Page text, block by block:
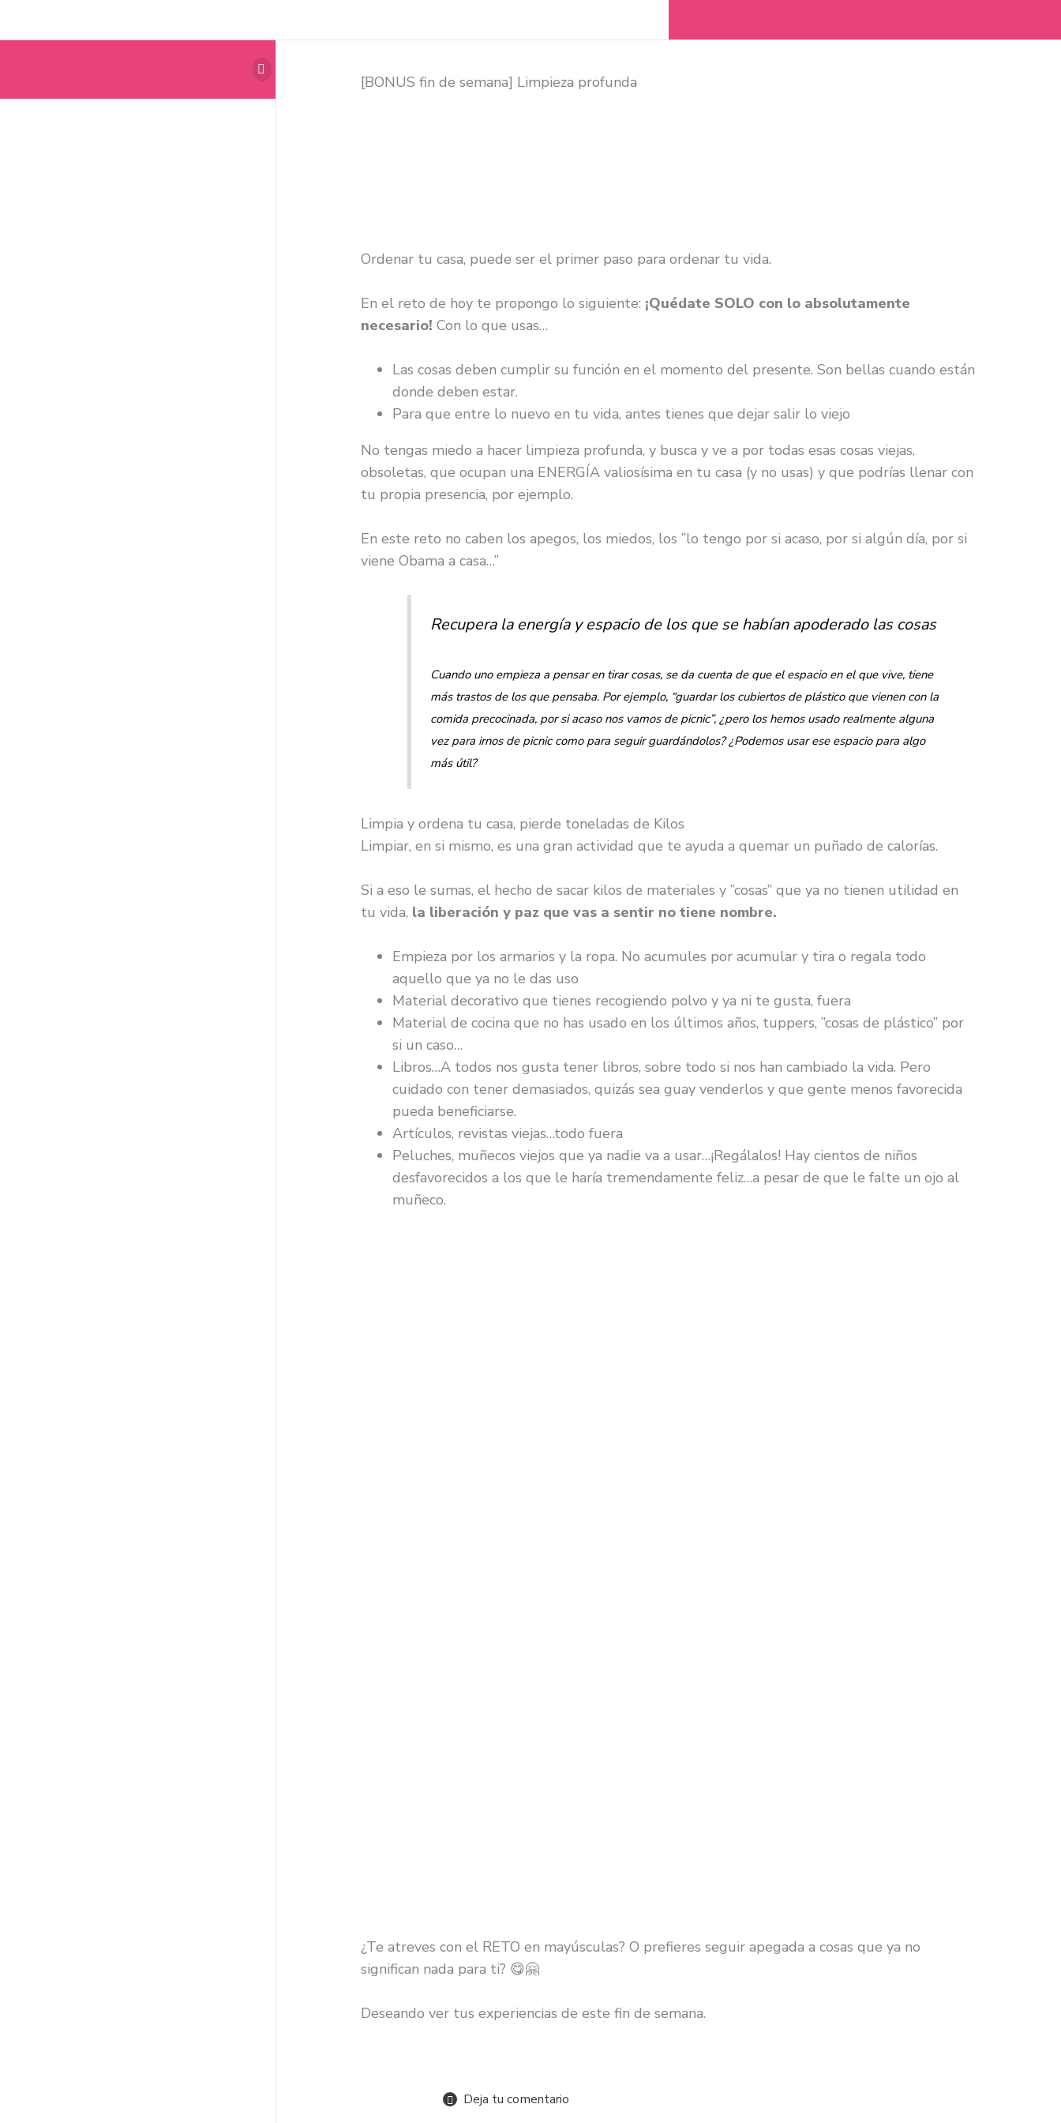
[BONUS fin de semana] Limpieza profunda
Ordenar tu casa, puede ser el primer paso para ordenar tu vida.
En el reto de hoy te propongo lo siguiente: ¡Quédate SOLO con lo absolutamente
necesario! Con lo que usas…
Las cosas deben cumplir su función en el momento del presente. Son bellas cuando están
donde deben estar.
Para que entre lo nuevo en tu vida, antes tienes que dejar salir lo viejo
No tengas miedo a hacer limpieza profunda, y busca y ve a por todas esas cosas viejas,
obsoletas, que ocupan una ENERGÍA valiosísima en tu casa (y no usas) y que podrías llenar con
tu propia presencia, por ejemplo.
En este reto no caben los apegos, los miedos, los ”lo tengo por si acaso, por si algún día, por si
viene Obama a casa…”
Recupera la energía y espacio de los que se habían apoderado las cosas
Cuando uno empieza a pensar en tirar cosas, se da cuenta de que el espacio en el que vive, tiene
más trastos de los que pensaba. Por ejemplo, “guardar los cubiertos de plástico que vienen con la
comida precocinada, por si acaso nos vamos de picnic”, ¿pero los hemos usado realmente alguna
vez para irnos de picnic como para seguir guardándolos? ¿Podemos usar ese espacio para algo
más útil?
Limpia y ordena tu casa, pierde toneladas de Kilos
Limpiar, en si mismo, es una gran actividad que te ayuda a quemar un puñado de calorías.
Si a eso le sumas, el hecho de sacar kilos de materiales y ”cosas” que ya no tienen utilidad en
tu vida, la liberación y paz que vas a sentir no tiene nombre.
Empieza por los armarios y la ropa. No acumules por acumular y tira o regala todo
aquello que ya no le das uso
Material decorativo que tienes recogiendo polvo y ya ni te gusta, fuera
Material de cocina que no has usado en los últimos años, tuppers, ”cosas de plástico” por
si un caso…
Libros…A todos nos gusta tener libros, sobre todo si nos han cambiado la vida. Pero
cuidado con tener demasiados, quizás sea guay venderlos y que gente menos favorecida
pueda beneficiarse.
Artículos, revistas viejas…todo fuera
Peluches, muñecos viejos que ya nadie va a usar…¡Regálalos! Hay cientos de niños
desfavorecidos a los que le haría tremendamente feliz…a pesar de que le falte un ojo al
muñeco.
¿Te atreves con el RETO en mayúsculas? O prefieres seguir apegada a cosas que ya no
significan nada para ti? 😋🤗
Deseando ver tus experiencias de este fin de semana.
Deja tu comentario